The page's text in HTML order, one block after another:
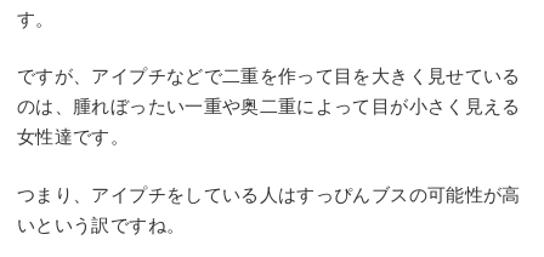
す。
ですが、アイプチなどで二重を作って目を大きく見せている
のは、腫れぼったい一重や奥二重によって目が小さく見える
女性達です。
つまり、アイプチをしている人はすっぴんブスの可能性が高
いという訳ですね。